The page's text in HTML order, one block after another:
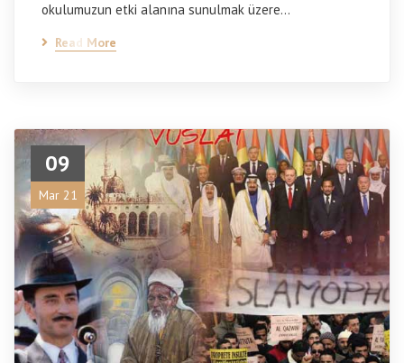
okulumuzun etki alanına sunulmak üzere…
Read More
09
Mar 21